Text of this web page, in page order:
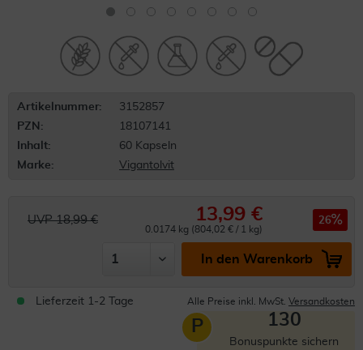
Artikelnummer:
3152857
PZN:
18107141
Inhalt:
60 Kapseln
Marke:
Vigantolvit
UVP 18,99 € 13,99 €
0.0174 kg (804,02 € / 1 kg)
26
In den Warenkorb
Lieferzeit 1-2 Tage Alle Preise inkl. MwSt. Versandkosten
P 130
Bonuspunkte sichern